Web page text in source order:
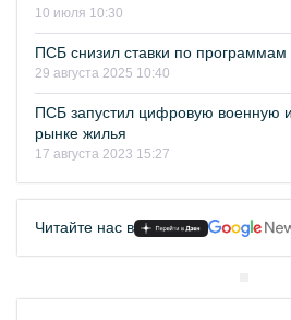
10 июля 10:30
ПСБ снизил ставки по программам
29 августа 2025 10:40
ПСБ запустил цифровую военную
рынке жилья
17 августа 2023 15:27
Читайте нас в